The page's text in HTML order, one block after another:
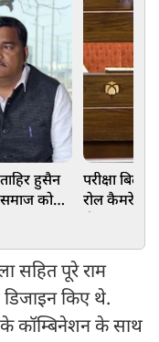
हुसैन
को
परीक्षा बिल
रोल कैमरे के
सहित पूरे राम
किए थे.
कॉम्बिनेशन के साथ